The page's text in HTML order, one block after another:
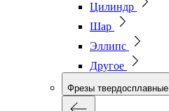
Цилиндр
Шар
Эллипс
Другое
Фрезы твердосплавные